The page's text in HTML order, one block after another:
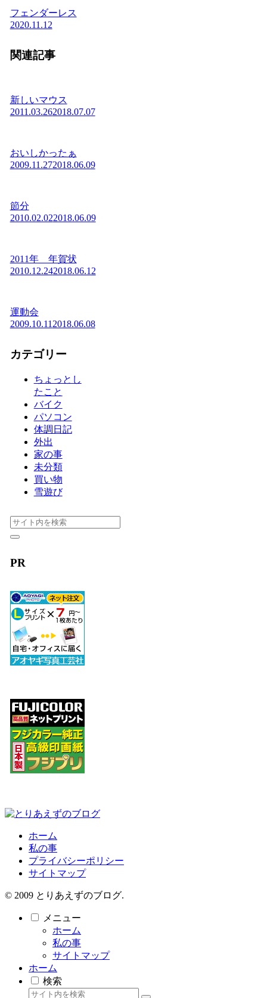
フェンダーレス
2020.11.12
関連記事
新しいマウス
2011.03.262018.07.07
おいしかったぁ
2009.11.272018.06.09
節分
2010.02.022018.06.09
2011年 年賀状
2010.12.242018.06.12
運動会
2009.10.112018.06.08
カテゴリー
ちょっとし
たこと
バイク
パソコン
体調日記
外出
家の事
未分類
買い物
雪遊び
PR
ホーム
私の事
プライバシーポリシー
サイトマップ
© 2009 とりあえずのブログ.
メニュー
ホーム
私の事
サイトマップ
ホーム
検索